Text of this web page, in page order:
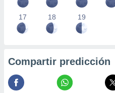
17 18 19
Compartir predicción